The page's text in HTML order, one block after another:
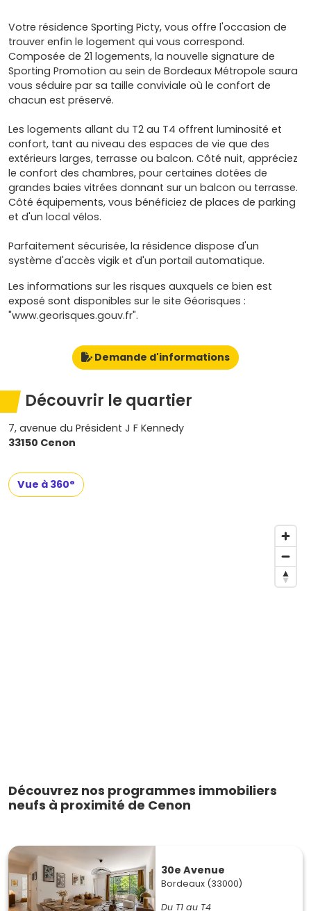
Votre résidence Sporting Picty, vous offre l'occasion de
trouver enfin le logement qui vous correspond.
Composée de 21 logements, la nouvelle signature de
Sporting Promotion au sein de Bordeaux Métropole saura
vous séduire par sa taille conviviale où le confort de
chacun est préservé.
Les logements allant du T2 au T4 offrent luminosité et
confort, tant au niveau des espaces de vie que des
extérieurs larges, terrasse ou balcon. Côté nuit, appréciez
le confort des chambres, pour certaines dotées de
grandes baies vitrées donnant sur un balcon ou terrasse.
Côté équipements, vous bénéficiez de places de parking
et d'un local vélos.
Parfaitement sécurisée, la résidence dispose d'un
système d'accès vigik et d'un portail automatique.
Les informations sur les risques auxquels ce bien est
exposé sont disponibles sur le site Géorisques :
"www.georisques.gouv.fr".
Demande d'informations
Découvrir le quartier
7, avenue du Président J F Kennedy
33150 Cenon
Vue à 360°
Découvrez nos programmes immobiliers
neufs à proximité de Cenon
30e Avenue
Bordeaux (33000)
Du T1 au T4